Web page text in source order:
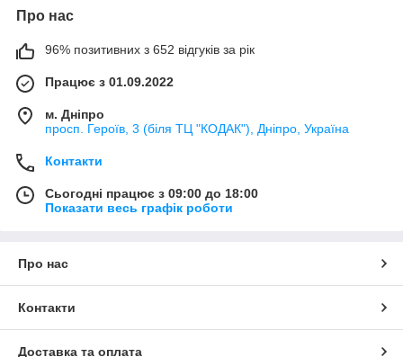
Про нас
96% позитивних з 652 відгуків за рік
Працює з 01.09.2022
м. Дніпро
просп. Героїв, 3 (біля ТЦ "КОДАК"), Дніпро, Україна
Контакти
Сьогодні працює з 09:00 до 18:00
Показати весь графік роботи
Про нас
Контакти
Доставка та оплата